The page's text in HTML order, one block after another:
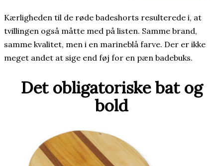
Kærligheden til de røde badeshorts resulterede i, at
tvillingen også måtte med på listen. Samme brand,
samme kvalitet, men i en marineblå farve. Der er ikke
meget andet at sige end føj for en pæn badebuks.
Det obligatoriske bat og
bold